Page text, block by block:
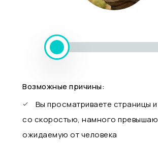
Возможные причины:
Вы просматриваете страницы и
со скоростью, намного
ожидаемую от человека